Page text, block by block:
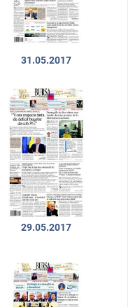
31.05.2017
29.05.2017